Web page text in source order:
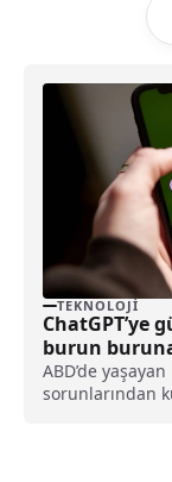
TEKNOLOJI
ChatGPT’ye
burun
oldu
ABD’de
sorunlarından